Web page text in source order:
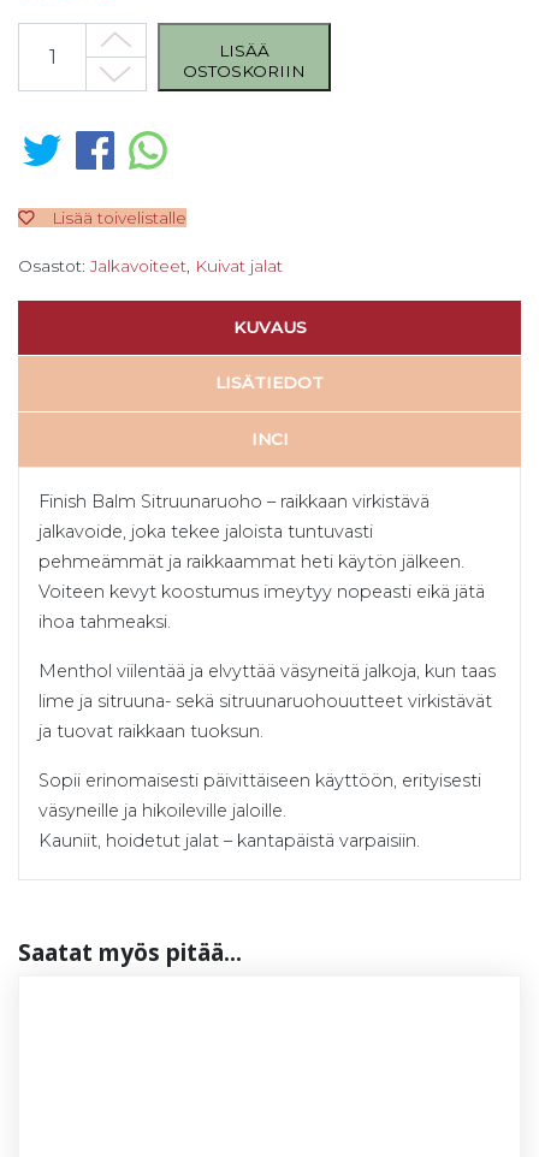
Laufwunder Finish balm Sitruunaruoho 75 ml määrä
LISÄÄ
OSTOSKORIIN
Lisää toivelistalle
Osastot: Jalkavoiteet Kuivat jalat
KUVAUS
LISÄTIEDOT
INCI
Finish Balm Sitruunaruoho – raikkaan virkistävä
jalkavoide, joka tekee jaloista tuntuvasti
pehmeämmät ja raikkaammat heti käytön jälkeen.
Voiteen kevyt koostumus imeytyy nopeasti eikä jätä
ihoa tahmeaksi.
Menthol viilentää ja elvyttää väsyneitä jalkoja, kun taas
lime ja sitruuna- sekä sitruunaruohouutteet virkistävät
ja tuovat raikkaan tuoksun.
Sopii erinomaisesti päivittäiseen käyttöön, erityisesti
väsyneille ja hikoileville jaloille.
Kauniit, hoidetut jalat – kantapäistä varpaisiin.
Saa­tat myös pi­tää...